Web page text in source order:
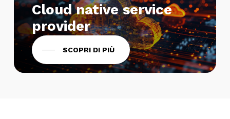
Cloud native service
provider
SCOPRI DI PIÙ